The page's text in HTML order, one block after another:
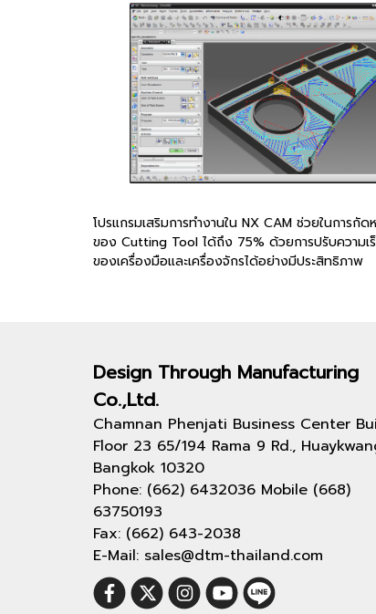
โปรแกรมเสริมการทำงานใน NX CAM ช่วยในการ
ของ Cutting Tool ได้ถึง 75% ด้วยการปรับความเร็
ของเครื่องมือและเครื่องจักรได้อย่างมีประสิทธิภาพ
Design Through Manufacturing
Co.,Ltd.
Chamnan Phenjati Business Center
Floor 23 65/194 Rama 9 Rd.,
Bangkok 10320
Phone: (662) 6432036 Mobile (668)
63750193
Fax: (662) 643-2038
E-Mail: sales@dtm-thailand.com